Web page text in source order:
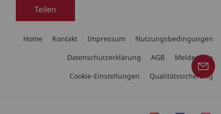
Teilen
Home Kontakt Impressum
Nutzungsbedingungen
Datenschutzerklärung
AGB
Meldestelle
Cookie-Einstellungen
Qualitätssicherung